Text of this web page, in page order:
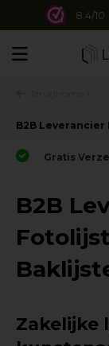
8.4/10
B2B
Gratis
B2B
Zakelijke